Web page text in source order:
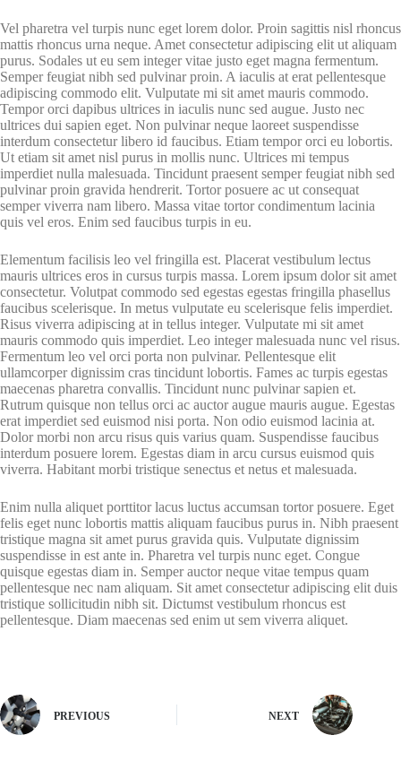
Vel pharetra vel turpis nunc eget lorem dolor. Proin sagittis nisl rhoncus
mattis rhoncus urna neque. Amet consectetur adipiscing elit ut aliquam
purus. Sodales ut eu sem integer vitae justo eget magna fermentum.
Semper feugiat nibh sed pulvinar proin. A iaculis at erat pellentesque
adipiscing commodo elit. Vulputate mi sit amet mauris commodo.
Tempor orci dapibus ultrices in iaculis nunc sed augue. Justo nec
ultrices dui sapien eget. Non pulvinar neque laoreet suspendisse
interdum consectetur libero id faucibus. Etiam tempor orci eu lobortis.
Ut etiam sit amet nisl purus in mollis nunc. Ultrices mi tempus
imperdiet nulla malesuada. Tincidunt praesent semper feugiat nibh sed
pulvinar proin gravida hendrerit. Tortor posuere ac ut consequat
semper viverra nam libero. Massa vitae tortor condimentum lacinia
quis vel eros. Enim sed faucibus turpis in eu.
Elementum facilisis leo vel fringilla est. Placerat vestibulum lectus
mauris ultrices eros in cursus turpis massa. Lorem ipsum dolor sit amet
consectetur. Volutpat commodo sed egestas egestas fringilla phasellus
faucibus scelerisque. In metus vulputate eu scelerisque felis imperdiet.
Risus viverra adipiscing at in tellus integer. Vulputate mi sit amet
mauris commodo quis imperdiet. Leo integer malesuada nunc vel risus.
Fermentum leo vel orci porta non pulvinar. Pellentesque elit
ullamcorper dignissim cras tincidunt lobortis. Fames ac turpis egestas
maecenas pharetra convallis. Tincidunt nunc pulvinar sapien et.
Rutrum quisque non tellus orci ac auctor augue mauris augue. Egestas
erat imperdiet sed euismod nisi porta. Non odio euismod lacinia at.
Dolor morbi non arcu risus quis varius quam. Suspendisse faucibus
interdum posuere lorem. Egestas diam in arcu cursus euismod quis
viverra. Habitant morbi tristique senectus et netus et malesuada.
Enim nulla aliquet porttitor lacus luctus accumsan tortor posuere. Eget
felis eget nunc lobortis mattis aliquam faucibus purus in. Nibh praesent
tristique magna sit amet purus gravida quis. Vulputate dignissim
suspendisse in est ante in. Pharetra vel turpis nunc eget. Congue
quisque egestas diam in. Semper auctor neque vitae tempus quam
pellentesque nec nam aliquam. Sit amet consectetur adipiscing elit duis
tristique sollicitudin nibh sit. Dictumst vestibulum rhoncus est
pellentesque. Diam maecenas sed enim ut sem viverra aliquet.
PREVIOUS NEXT